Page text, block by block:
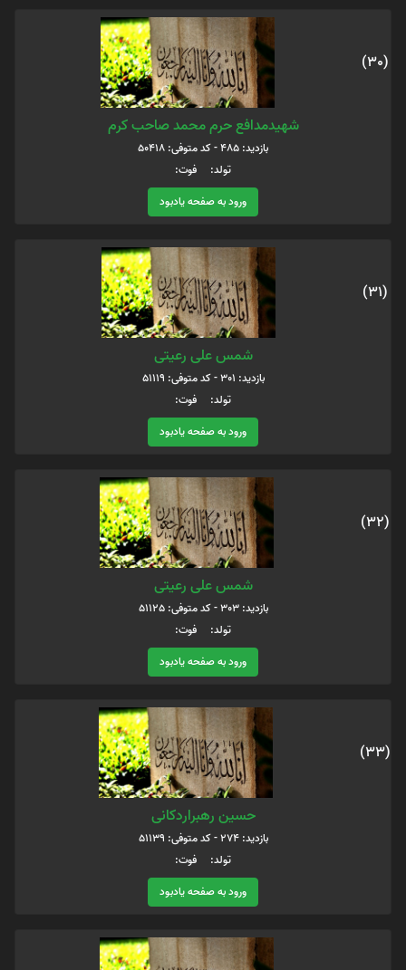
(30)
شهیدمدافع حرم محمد صاحب کرم
بازدید: 485 - کد متوفی: 50418
تولد: فوت:
ورود به صفحه یادبود
(31)
شمس علی رعیتی
بازدید: 301 - کد متوفی: 51119
تولد: فوت:
ورود به صفحه یادبود
(32)
شمس علی رعیتی
بازدید: 303 - کد متوفی: 51125
تولد: فوت:
ورود به صفحه یادبود
(33)
حسین رهبراردکانی
بازدید: 274 - کد متوفی: 51139
تولد: فوت:
ورود به صفحه یادبود